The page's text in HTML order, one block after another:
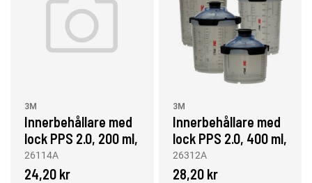
3M
Innerbehållare med
lock PPS 2.0, 200 ml,
200 µm
26114A
24,20 kr
3M
Innerbehållare med
lock PPS 2.0, 400 ml,
125 µm
26312A
28,20 kr